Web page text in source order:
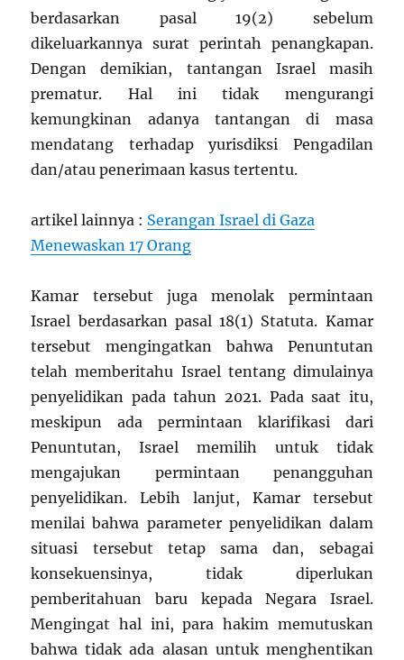
berdasarkan pasal 19(2) sebelum
dikeluarkannya surat perintah penangkapan.
Dengan demikian, tantangan Israel masih
prematur. Hal ini tidak mengurangi
kemungkinan adanya tantangan di masa
mendatang terhadap yurisdiksi Pengadilan
dan/atau penerimaan kasus tertentu.
artikel lainnya : Serangan Israel di Gaza
Menewaskan 17 Orang
Kamar tersebut juga menolak permintaan
Israel berdasarkan pasal 18(1) Statuta. Kamar
tersebut mengingatkan bahwa Penuntutan
telah memberitahu Israel tentang dimulainya
penyelidikan pada tahun 2021. Pada saat itu,
meskipun ada permintaan klarifikasi dari
Penuntutan, Israel memilih untuk tidak
mengajukan permintaan penangguhan
penyelidikan. Lebih lanjut, Kamar tersebut
menilai bahwa parameter penyelidikan dalam
situasi tersebut tetap sama dan, sebagai
konsekuensinya, tidak diperlukan
pemberitahuan baru kepada Negara Israel.
Mengingat hal ini, para hakim memutuskan
bahwa tidak ada alasan untuk menghentikan